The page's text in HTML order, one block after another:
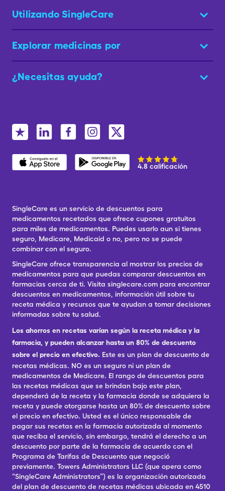
Utilizando SingleCare
Explorar medicinas por
¿Necesitas ayuda?
4.8 calificación
SingleCare es un servicio de descuentos para
medicamentos recetados que ofrece cupones gratuitos
para miles de medicamentos. Puedes usarlo aun si tienes
seguro, Medicare, Medicaid o no, pero no se puede
combinar con el seguro.
SingleCare ofrece transparencia al mostrar los precios de
medicamentos para que puedas comparar descuentos en
farmacias cerca de ti. Visita singlecare.com para encontrar
descuentos en medicamentos, información útil sobre tu
receta médica y recursos que te ayudan a tomar decisiones
informadas sobre tu salud.
Los ahorros en recetas varían según la receta médica y la
farmacia, y pueden alcanzar hasta un 80% de descuento
sobre el precio en efectivo. Este es un plan de descuento de
recetas médicas. NO es un seguro ni un plan de
medicamentos de Medicare. El rango de descuentos para
las recetas médicas que se brindan bajo este plan,
dependerá de la receta y la farmacia donde se adquiera la
receta y puede otorgarse hasta un 80% de descuento sobre
el precio en efectivo. Usted es el único responsable de
pagar sus recetas en la farmacia autorizada al momento
que reciba el servicio, sin embargo, tendrá el derecho a un
descuento por parte de la farmacia de acuerdo con el
Programa de Tarifas de Descuento que negoció
previamente. Towers Administrators LLC (que opera como
“SingleCare Administrators”) es la organización autorizada
del plan de descuento de recetas médicas ubicada en 4510